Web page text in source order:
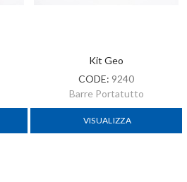
Kit Geo
CODE: 9240
Barre Portatutto
VISUALIZZA